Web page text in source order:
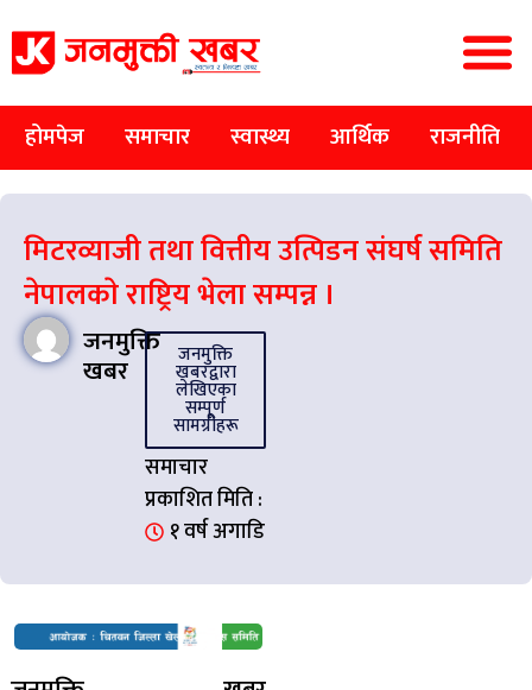
होमपेज समाचार स्वास्थ्य आर्थिक राजनीति
मिटरव्याजी तथा वित्तीय उत्पिडन संघर्ष समिति
नेपालकाे राष्ट्रिय भेला सम्पन्न ।
जनमुक्ति
खबर जनमुक्ति
खबरद्वारा
लेखिएका
सम्पूर्ण
सामग्रीहरू
समाचार
प्रकाशित मिति :
१ वर्ष अगाडि